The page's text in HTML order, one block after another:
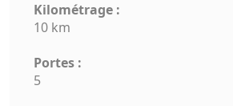
Kilométrage :
10 km
Portes :
5